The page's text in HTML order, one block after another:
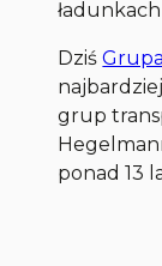
Dziś
grup
ponad 13